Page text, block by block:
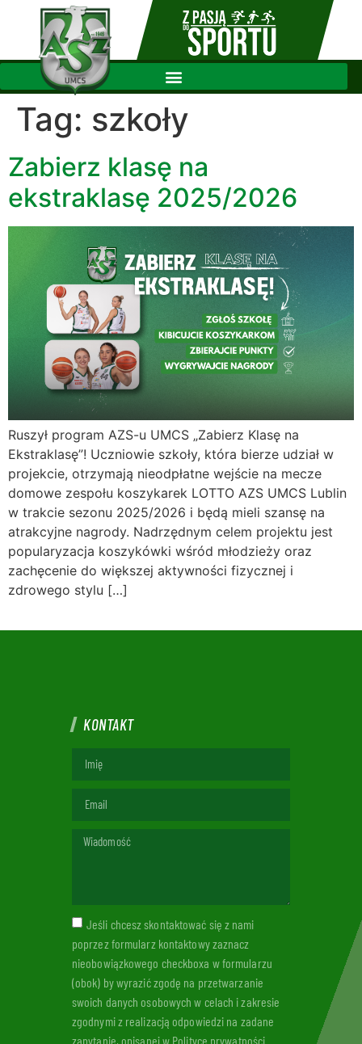
Tag: szkoły
Zabierz klasę na
ekstraklasę 2025/2026
Ruszył program AZS-u UMCS „Zabierz Klasę na
Ekstraklasę”! Uczniowie szkoły, która bierze udział w
projekcie, otrzymają nieodpłatne wejście na mecze
domowe zespołu koszykarek LOTTO AZS UMCS Lublin
w trakcie sezonu 2025/2026 i będą mieli szansę na
atrakcyjne nagrody. Nadrzędnym celem projektu jest
popularyzacja koszykówki wśród młodzieży oraz
zachęcenie do większej aktywności fizycznej i
zdrowego stylu […]
KONTAKT
Jeśli chcesz skontaktować się z nami
poprzez formularz kontaktowy zaznacz
nieobowiązkowego checkboxa w formularzu
(obok) by wyrazić zgodę na przetwarzanie
swoich danych osobowych w celach i zakresie
zgodnymi z realizacją odpowiedzi na zadane
zapytanie, opisanej w Polityce prywatności